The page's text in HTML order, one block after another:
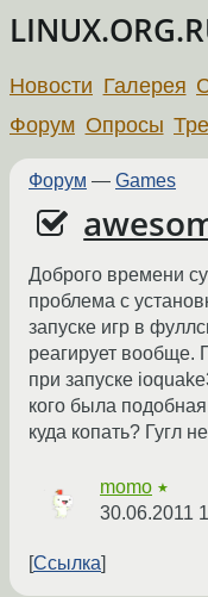
Новости Галерея
Форум Опросы
Форум — Games
Доброго времени
проблема с
запуске игр в
реагирует вообще.
при запуске
кого была
куда копать? Гугл
momo ★
30.06.2011
Ссылка